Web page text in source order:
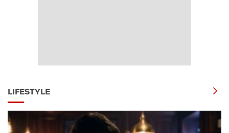
LIFESTYLE